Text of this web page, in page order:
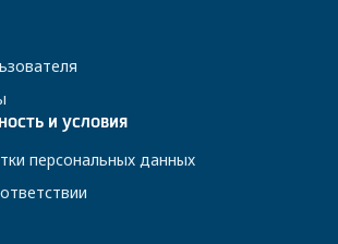
и условия
персональных данных